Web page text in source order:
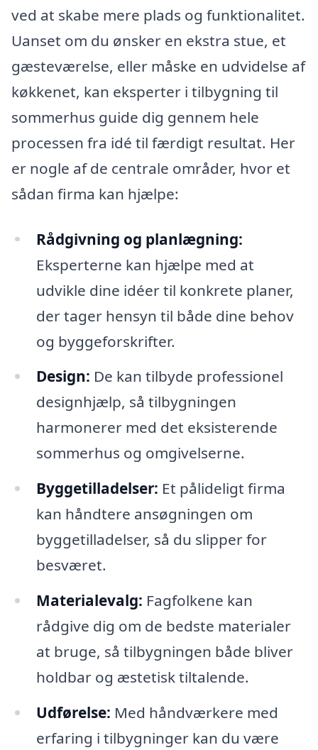
ved at skabe mere plads og funktionalitet.
Uanset om du ønsker en ekstra stue, et
gæsteværelse, eller måske en udvidelse af
køkkenet, kan eksperter i tilbygning til
sommerhus guide dig gennem hele
processen fra idé til færdigt resultat. Her
er nogle af de centrale områder, hvor et
sådan firma kan hjælpe:
Rådgivning og planlægning:
Eksperterne kan hjælpe med at
udvikle dine idéer til konkrete planer,
der tager hensyn til både dine behov
og byggeforskrifter.
Design: De kan tilbyde professionel
designhjælp, så tilbygningen
harmonerer med det eksisterende
sommerhus og omgivelserne.
Byggetilladelser: Et pålideligt firma
kan håndtere ansøgningen om
byggetilladelser, så du slipper for
besværet.
Materialevalg: Fagfolkene kan
rådgive dig om de bedste materialer
at bruge, så tilbygningen både bliver
holdbar og æstetisk tiltalende.
Udførelse: Med håndværkere med
erfaring i tilbygninger kan du være